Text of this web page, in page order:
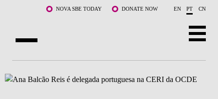
Saltar para o conteúdo principalNOVA SBE TODAY DONATE NOW EN PT CN